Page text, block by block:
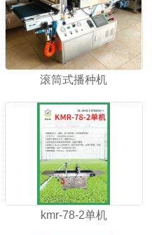
滚筒式播种机
kmr-78-2单机